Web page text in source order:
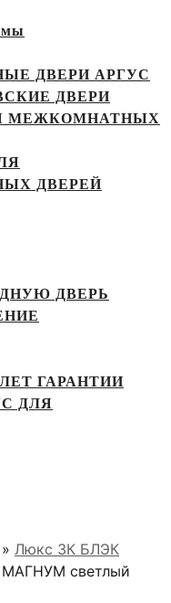
ДВЕРИ АРГУС
ДВЕРИ
МЕЖКОМНАТНЫХ
ДВЕРЕЙ
ДВЕРЬ
ГАРАНТИИ
ДЛЯ
» Люкс 3К БЛЭК
светлый